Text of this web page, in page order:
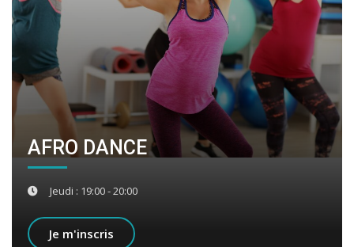
AFRO DANCE
Jeudi : 19:00 - 20:00
Je m'inscris